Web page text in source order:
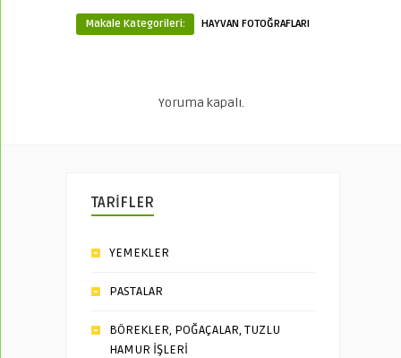
Makale Kategorileri: HAYVAN FOTOĞRAFLARI
Yoruma kapalı.
TARİFLER
YEMEKLER
PASTALAR
BÖREKLER, POĞAÇALAR, TUZLU
HAMUR İŞLERİ